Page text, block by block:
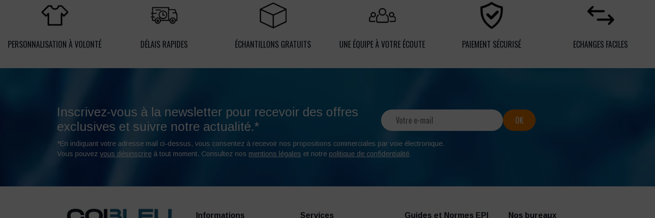
PERSONNALISATION À VOLONTÉ DÉLAIS RAPIDES ÉCHANTILLONS GRATUITS UNE ÉQUIPE À VOTRE ÉCOUTE PAIEMENT SÉCURISÉ ECHANGES FACILES
Inscrivez-vous à la newsletter pour recevoir des offres
exclusives et suivre notre actualité.*
*En indiquant votre adresse mail ci-dessus, vous consentez à recevoir nos propositions commerciales par voie électronique.
Vous pouvez vous désinscrire à tout moment. Consultez nos mentions légales et notre politique de confidentialité.
Informations Services Guides et Normes EPI Nos bureaux